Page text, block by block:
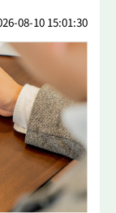
08-10 15:01:30